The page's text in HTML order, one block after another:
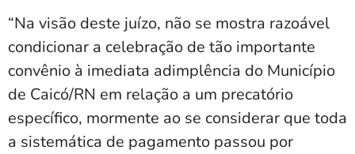
“Na visão deste juízo, não se mostra razoável
condicionar a celebração de tão importante
convênio à imediata adimplência do Município
de Caicó/RN em relação a um precatório
específico, mormente ao se considerar que toda
a sistemática de pagamento passou por